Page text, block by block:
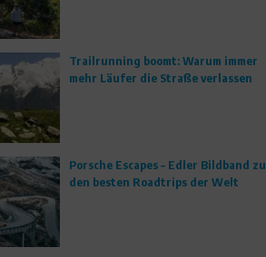
Trailrunning boomt: Warum immer
mehr Läufer die Straße verlassen
Porsche Escapes – Edler Bildband zu
den besten Roadtrips der Welt